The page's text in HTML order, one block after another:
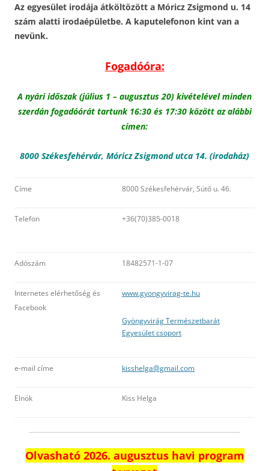
Az egyesület irodája átköltözött a Móricz Zsigmond u. 14
szám alatti irodaépületbe. A kaputelefonon kint van a
nevünk.
Fogadóóra:
A nyári időszak (július 1 – augusztus 20) kivételével minden
szerdán fogadóórát tartunk 16:30 és 17:30 között az alábbi
címen:
8000 Székesfehérvár, Móricz Zsigmond utca 14. (irodaház)
Címe 8000 Székesfehérvár, Sütő u. 46.
Telefon +36(70)385-0018
Adószám 18482571-1-07
Internetes elérhetőség és
Facebook
www.gyongyvirag-te.hu
Gyöngyvirág Természetbarát
Egyesület csoport
e-mail címe kisshelga@gmail.com
Elnök Kiss Helga
Olvasható 2026. augusztus havi program